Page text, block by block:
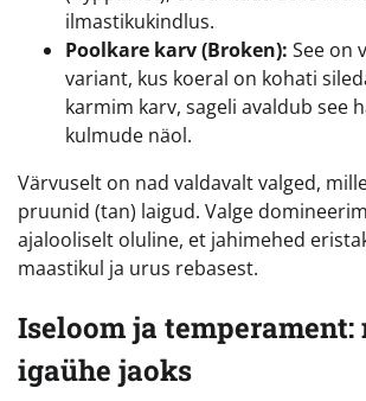
ilmastikukindlus.
Poolkare karv (Broken): See on
variant, kus koeral on kohati
karmim karv, sageli avaldub see
kulmude näol.
Värvuselt on nad valdavalt valged,
pruunid (tan) laigud. Valge
ajalooliselt oluline, et jahimehed
maastikul ja urus rebasest.
Iseloom ja temperament:
igaühe jaoks